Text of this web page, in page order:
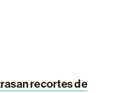
recortes de